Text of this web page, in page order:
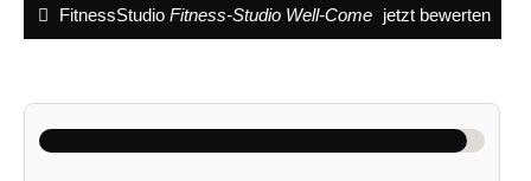
FitnessStudio Fitness-Studio Well-Come jetzt bewerten